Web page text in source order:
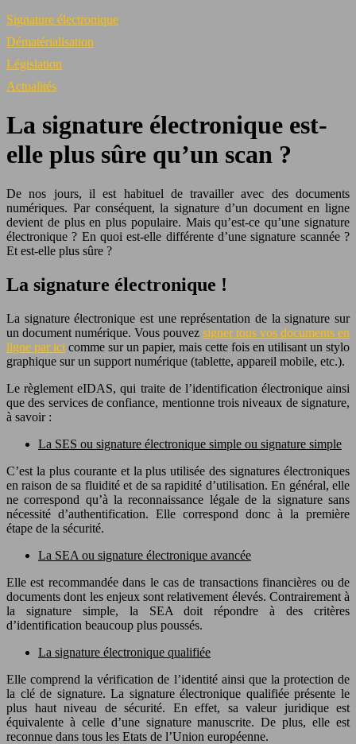
Signature électronique
Dématérialisation
Législation
Actualités
La signature électronique est-
elle plus sûre qu’un scan ?
De nos jours, il est habituel de travailler avec des documents
numériques. Par conséquent, la signature d’un document en ligne
devient de plus en plus populaire. Mais qu’est-ce qu’une signature
électronique ? En quoi est-elle différente d’une signature scannée ?
Et est-elle plus sûre ?
La signature électronique !
La signature électronique est une représentation de la signature sur
un document numérique. Vous pouvez signer tous vos documents en
ligne par ici comme sur un papier, mais cette fois en utilisant un stylo
graphique sur un support numérique (tablette, appareil mobile, etc.).
Le règlement eIDAS, qui traite de l’identification électronique ainsi
que des services de confiance, mentionne trois niveaux de signature,
à savoir :
La SES ou signature électronique simple ou signature simple
C’est la plus courante et la plus utilisée des signatures électroniques
en raison de sa fluidité et de sa rapidité d’utilisation. En général, elle
ne correspond qu’à la reconnaissance légale de la signature sans
nécessité d’authentification. Elle correspond donc à la première
étape de la sécurité.
La SEA ou signature électronique avancée
Elle est recommandée dans le cas de transactions financières ou de
documents dont les enjeux sont relativement élevés. Contrairement à
la signature simple, la SEA doit répondre à des critères
d’identification beaucoup plus poussés.
La signature électronique qualifiée
Elle comprend la vérification de l’identité ainsi que la protection de
la clé de signature. La signature électronique qualifiée présente le
plus haut niveau de sécurité. En effet, sa valeur juridique est
équivalente à celle d’une signature manuscrite. De plus, elle est
reconnue dans tous les Etats de l’Union européenne.